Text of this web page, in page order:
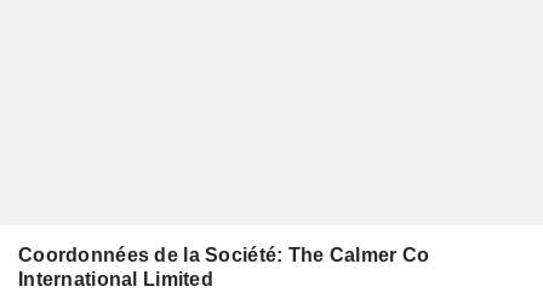
Coordonnées de la Société: The Calmer Co
International Limited